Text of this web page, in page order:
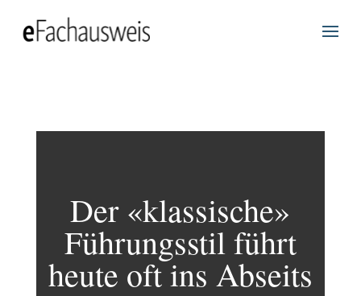
Der «klassische»
Führungsstil führt
heute oft ins Abseits